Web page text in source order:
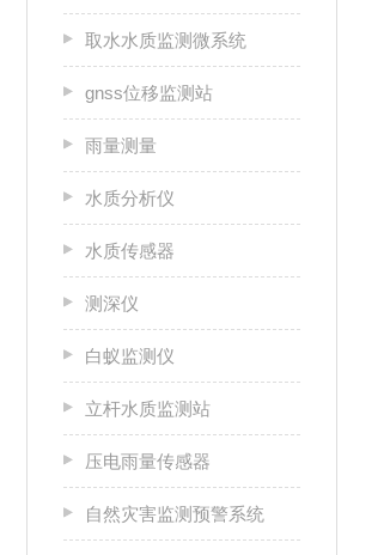
取水水质监测微系统
gnss位移监测站
雨量测量
水质分析仪
水质传感器
测深仪
白蚁监测仪
立杆水质监测站
压电雨量传感器
自然灾害监测预警系统